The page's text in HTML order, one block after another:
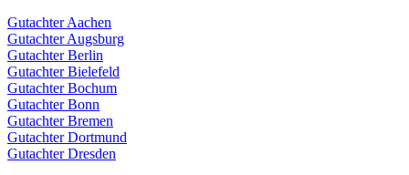
Gutachter Aachen
Gutachter Augsburg
Gutachter Berlin
Gutachter Bielefeld
Gutachter Bochum
Gutachter Bonn
Gutachter Bremen
Gutachter Dortmund
Gutachter Dresden